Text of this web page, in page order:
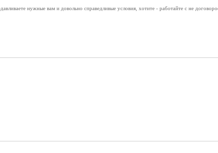
нужные вам и довольно справедливые условия, хотите - работайте с не